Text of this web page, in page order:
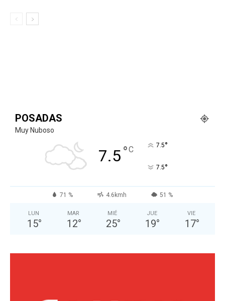
POSADAS
Muy Nuboso
7.5°C 7.5°
7.5°
71 % 4.6kmh 51 %
LUN
15°
MAR
12°
MIÉ
25°
JUE
19°
VIE
17°